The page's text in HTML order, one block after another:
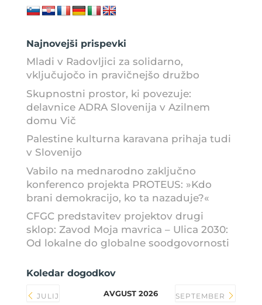
Najnovejši prispevki
Mladi v Radovljici za solidarno,
vključujočo in pravičnejšo družbo
Skupnostni prostor, ki povezuje:
delavnice ADRA Slovenija v Azilnem
domu Vič
Palestine kulturna karavana prihaja tudi
v Slovenijo
Vabilo na mednarodno zaključno
konferenco projekta PROTEUS: »Kdo
brani demokracijo, ko ta nazaduje?«
CFGC predstavitev projektov drugi
sklop: Zavod Moja mavrica – Ulica 2030:
Od lokalne do globalne soodgovornosti
Koledar dogodkov
JULIJ AVGUST 2026 SEPTEMBER